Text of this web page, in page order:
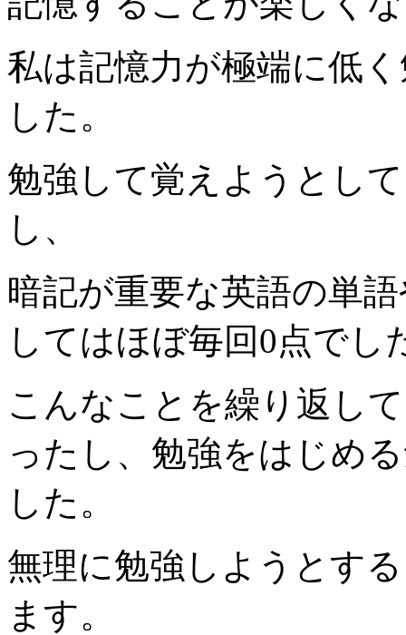
私は記憶力が極端に低
した。
勉強して覚えようとし
し、
暗記が重要な英語の単
してはほぼ毎回0点でし
こんなことを繰り返し
ったし、勉強をはじめ
した。
無理に勉強しようとす
ます。